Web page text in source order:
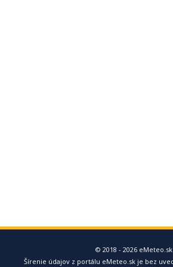
© 2018 - 2026 eMeteo.sk
Šírenie údajov z portálu eMeteo.sk je bez